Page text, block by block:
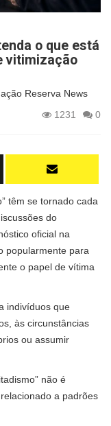
o que está
vitimização
Reserva News
1231
0
têm se tornado cada
do
oficial na
popularmente para
o papel de vítima
indivíduos que
às circunstâncias
ou assumir
não é
a padrões